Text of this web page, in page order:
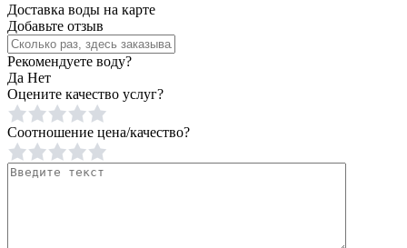
Доставка воды на карте
Добавьте отзыв
Рекомендуете воду?
Да Нет
Оцените качество услуг?
Соотношение цена/качество?